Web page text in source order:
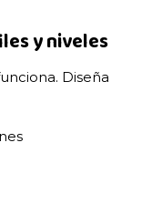
y niveles
Diseña